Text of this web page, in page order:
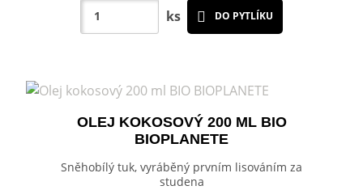
ks DO PYTLÍKU
OLEJ KOKOSOVÝ 200 ML BIO
BIOPLANETE
Sněhobílý tuk, vyráběný prvním lisováním za
studena